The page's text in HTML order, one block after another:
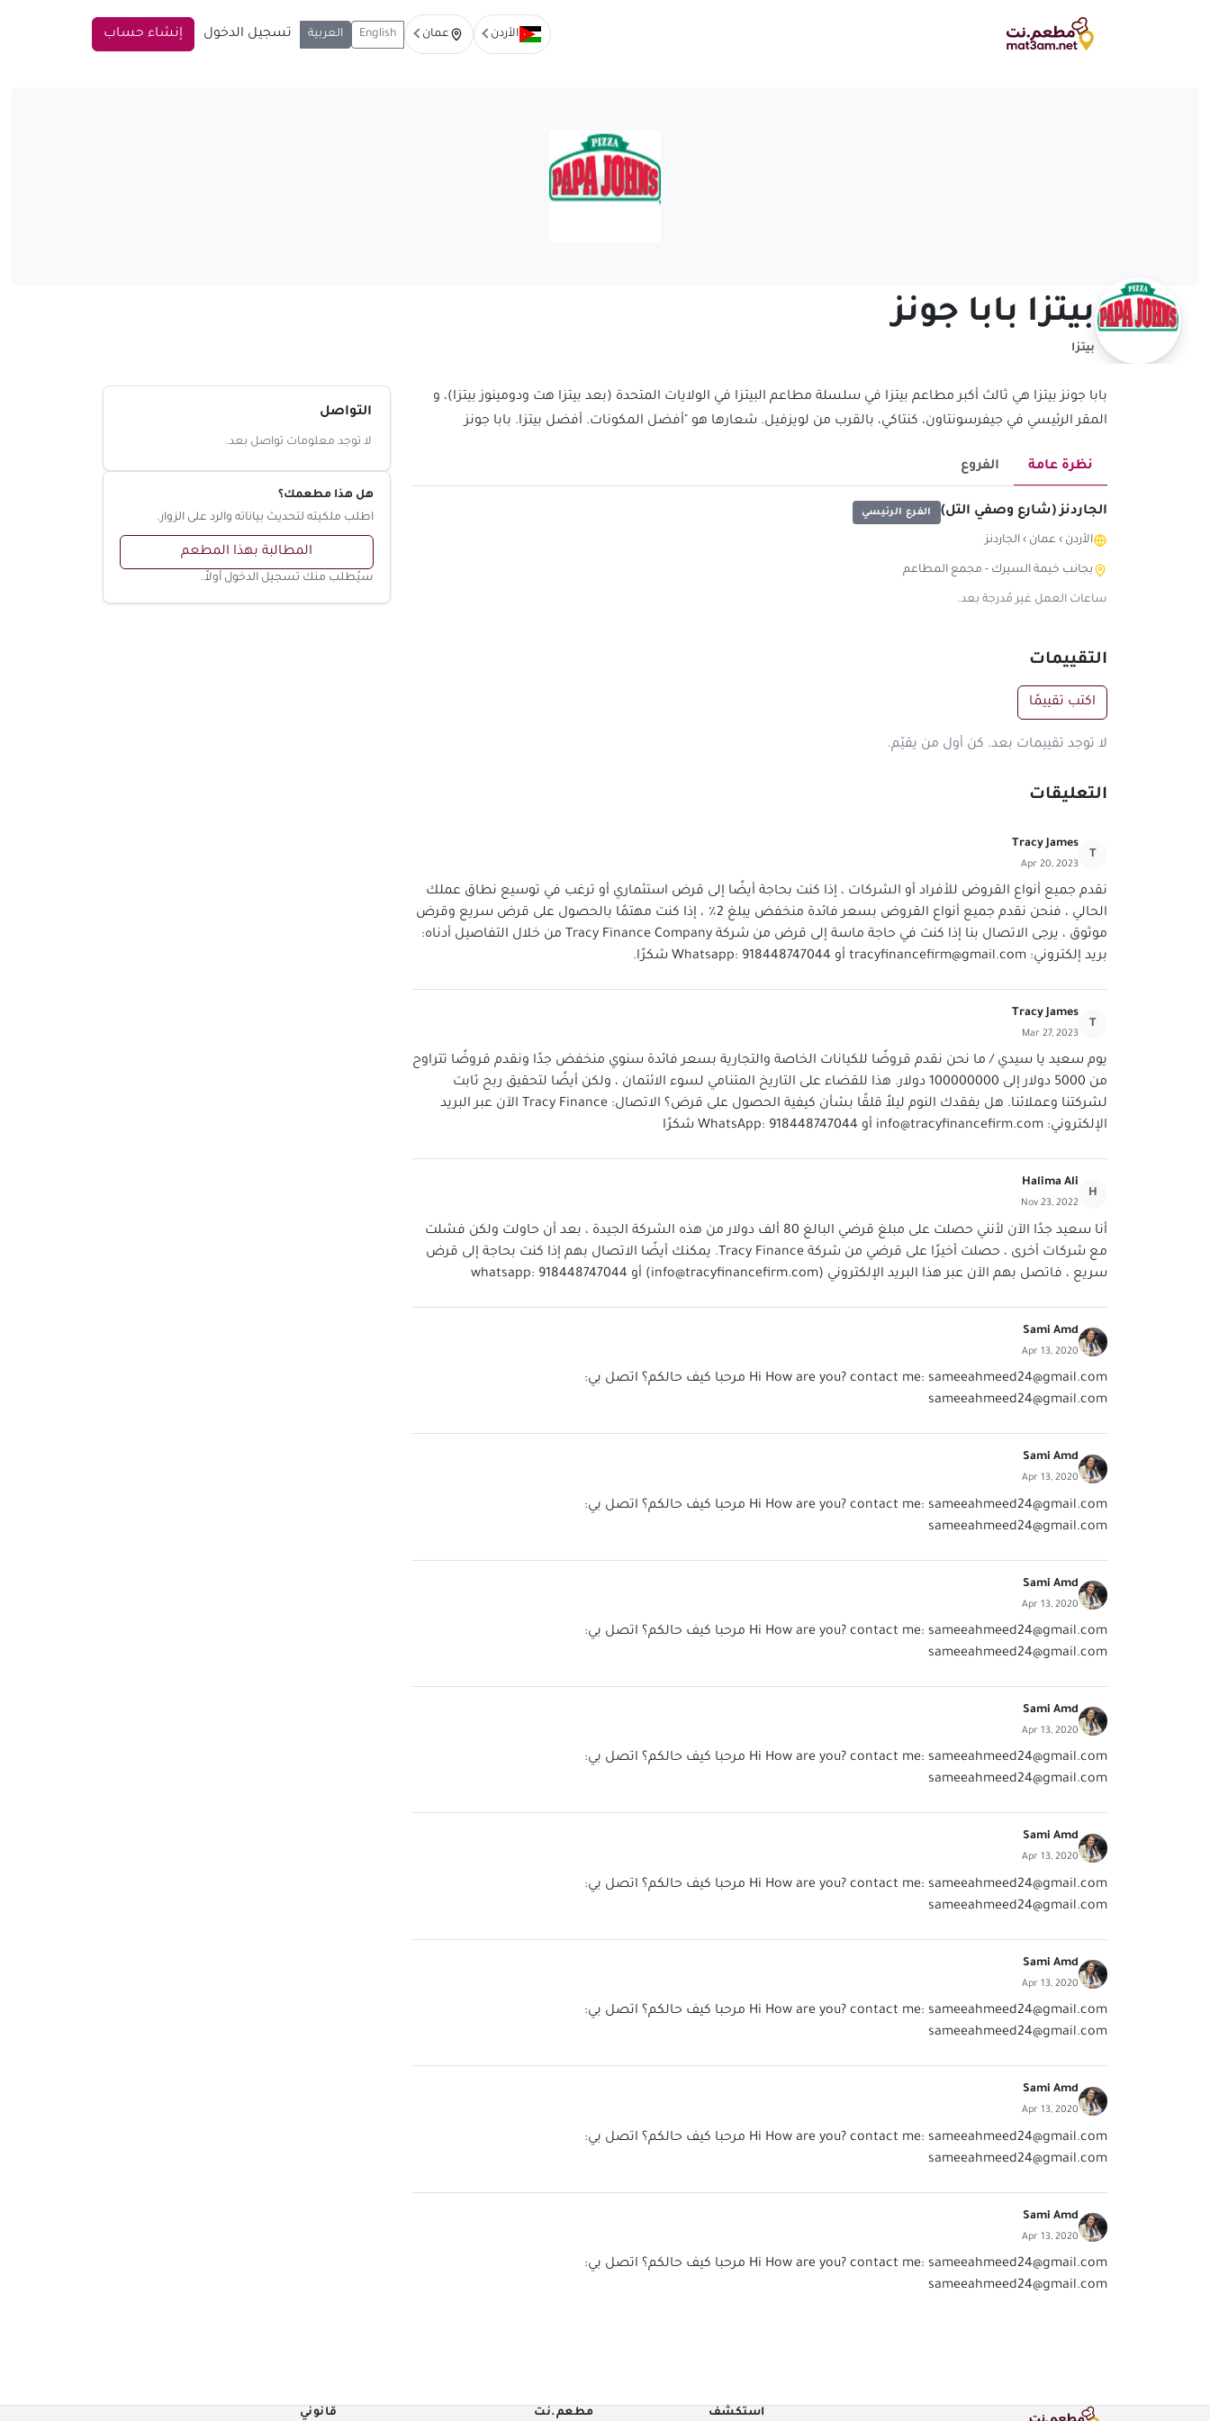
الأردن عمان English العربية تسجيل الدخول إنشاء حساب
بيتزا بابا جونز
بيتزا
بابا جونز بيتزا هي ثالث أكبر مطاعم بيتزا في سلسلة مطاعم البيتزا في الولايات المتحدة (بعد بيتزا هت ودومينوز بيتزا)، و
المقر الرئيسي في جيفرسونتاون، كنتاكي، بالقرب من لويزفيل. شعارها هو "أفضل المكونات. أفضل بيتزا. بابا جونز
نظرة عامة الفروع
الجاردنز (شارع وصفي التل) الفرع الرئيسي
الأردن › عمان › الجاردنز
بجانب خيمة السيرك - مجمع المطاعم
ساعات العمل غير مُدرجة بعد.
التقييمات
اكتب تقييمًا
لا توجد تقييمات بعد. كن أول من يقيّم.
التعليقات
T
Tracy James
Apr 20, 2023
نقدم جميع أنواع القروض للأفراد أو الشركات ، إذا كنت بحاجة أيضًا إلى قرض استثماري أو ترغب في توسيع نطاق عملك
الحالي ، فنحن نقدم جميع أنواع القروض بسعر فائدة منخفض يبلغ 2٪ ، إذا كنت مهتمًا بالحصول على قرض سريع وقرض
موثوق ، يرجى الاتصال بنا إذا كنت في حاجة ماسة إلى قرض من شركة Tracy Finance Company من خلال التفاصيل أدناه:
بريد إلكتروني: tracyfinancefirm@gmail.com أو Whatsapp: 918448747044 شكرًا.
T
Tracy James
Mar 27, 2023
يوم سعيد يا سيدي / ما نحن نقدم قروضًا للكيانات الخاصة والتجارية بسعر فائدة سنوي منخفض جدًا ونقدم قروضًا تتراوح
من 5000 دولار إلى 100000000 دولار. هذا للقضاء على التاريخ المتنامي لسوء الائتمان ، ولكن أيضًا لتحقيق ربح ثابت
لشركتنا وعملائنا. هل يفقدك النوم ليلاً قلقًا بشأن كيفية الحصول على قرض؟ الاتصال: Tracy Finance الآن عبر البريد
الإلكتروني: info@tracyfinancefirm.com أو WhatsApp: 918448747044 شكرًا
H
Halima Ali
Nov 23, 2022
أنا سعيد جدًا الآن لأنني حصلت على مبلغ قرضي البالغ 80 ألف دولار من هذه الشركة الجيدة ، بعد أن حاولت ولكن فشلت
مع شركات أخرى ، حصلت أخيرًا على قرضي من شركة Tracy Finance. يمكنك أيضًا الاتصال بهم إذا كنت بحاجة إلى قرض
سريع ، فاتصل بهم الآن عبر هذا البريد الإلكتروني (info@tracyfinancefirm.com) أو whatsapp: 918448747044
Sami Amd
Apr 13, 2020
Hi How are you? contact me: sameeahmeed24@gmail.com
مرحبا كيف حالكم؟ اتصل بي:
sameeahmeed24@gmail.com
Sami Amd
Apr 13, 2020
Hi How are you? contact me: sameeahmeed24@gmail.com
مرحبا كيف حالكم؟ اتصل بي:
sameeahmeed24@gmail.com
Sami Amd
Apr 13, 2020
Hi How are you? contact me: sameeahmeed24@gmail.com
مرحبا كيف حالكم؟ اتصل بي:
sameeahmeed24@gmail.com
Sami Amd
Apr 13, 2020
Hi How are you? contact me: sameeahmeed24@gmail.com
مرحبا كيف حالكم؟ اتصل بي:
sameeahmeed24@gmail.com
Sami Amd
Apr 13, 2020
Hi How are you? contact me: sameeahmeed24@gmail.com
مرحبا كيف حالكم؟ اتصل بي:
sameeahmeed24@gmail.com
Sami Amd
Apr 13, 2020
Hi How are you? contact me: sameeahmeed24@gmail.com
مرحبا كيف حالكم؟ اتصل بي:
sameeahmeed24@gmail.com
Sami Amd
Apr 13, 2020
Hi How are you? contact me: sameeahmeed24@gmail.com
مرحبا كيف حالكم؟ اتصل بي:
sameeahmeed24@gmail.com
Sami Amd
Apr 13, 2020
Hi How are you? contact me: sameeahmeed24@gmail.com
مرحبا كيف حالكم؟ اتصل بي:
sameeahmeed24@gmail.com
التواصل
لا توجد معلومات تواصل بعد.
هل هذا مطعمك؟
اطلب ملكيته لتحديث بياناته والرد على الزوار.
المطالبة بهذا المطعم
سيُطلب منك تسجيل الدخول أولاً.
استكشف مطعم.نت قانوني